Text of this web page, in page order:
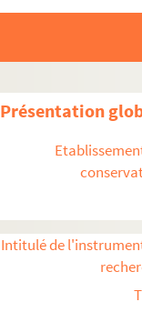
Présentation
Intitulé de
Année 1886
Année 1897